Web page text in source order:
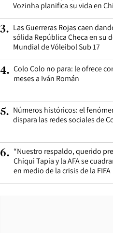
Vozinha planifica su vida en
3. Las Guerreras Rojas caen
sólida República Checa en su
Mundial de Vóleibol Sub 17
4. Colo Colo no para: le ofrece
meses a Iván Román
5. Números históricos: el
dispara las redes sociales de
6. “Nuestro respaldo, querido
Chiqui Tapia y la AFA se
en medio de la crisis de la FIFA